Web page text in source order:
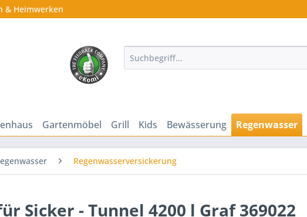
& Heimwerken
Gartenmöbel Grill Kids Bewässerung Regenwasser
Regenwasserversickerung
Sicker - Tunnel 4200 l Graf 369022